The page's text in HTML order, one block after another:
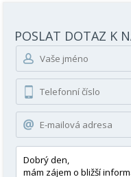
POSLAT DOTAZ K